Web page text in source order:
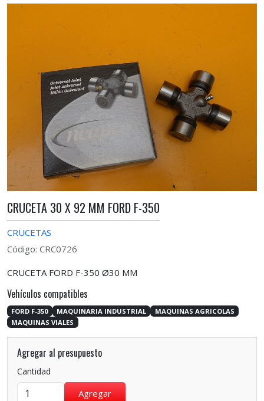
CRUCETA 30 X 92 MM FORD F-350
CRUCETAS
Código: CRC0726
CRUCETA FORD F-350 Ø30 MM
Vehículos compatibles
FORD F-350 MAQUINARIA INDUSTRIAL
MAQUINAS AGRICOLAS
MAQUINAS VIALES
Agregar al presupuesto
Cantidad